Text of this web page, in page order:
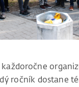
každoročne
ročník dostane